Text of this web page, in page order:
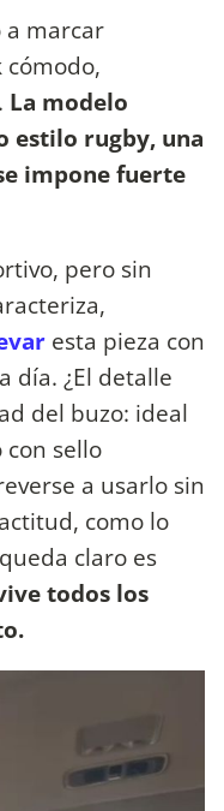
a marcar
La modelo
estilo rugby, una
impone fuerte
pero sin
esta pieza con
día. ¿El detalle
del buzo: ideal
con sello
a usarlo sin
como lo
claro es
todos los